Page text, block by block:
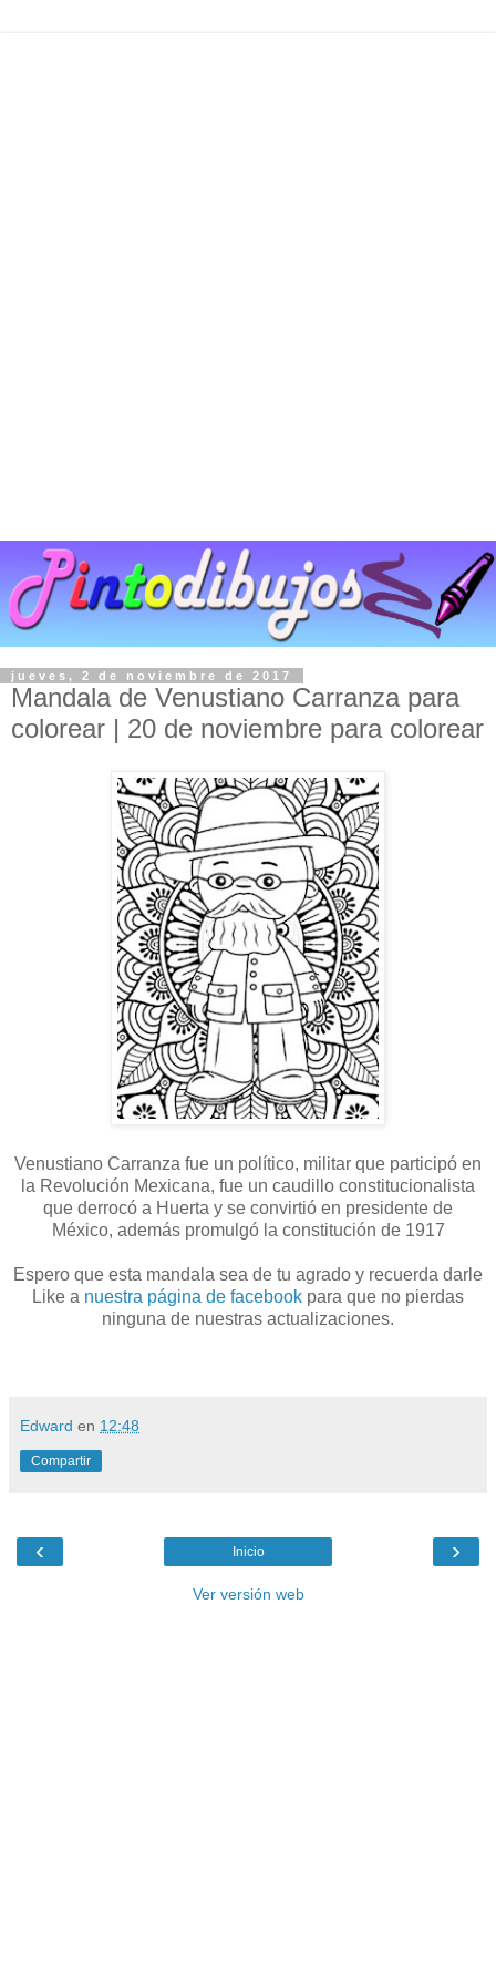
jueves, 2 de noviembre de 2017
Mandala de Venustiano Carranza para
colorear | 20 de noviembre para colorear
Venustiano Carranza fue un político, militar que participó en
la Revolución Mexicana, fue un caudillo constitucionalista
que derrocó a Huerta y se convirtió en presidente de
México, además promulgó la constitución de 1917
Espero que esta mandala sea de tu agrado y recuerda darle
Like a nuestra página de facebook para que no pierdas
ninguna de nuestras actualizaciones.
Edward en 12:48
Compartir
‹ ›
Inicio
Ver versión web